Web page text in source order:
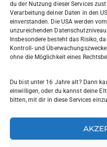
du der Nutzung dieser Services
Verarbeitung deiner Daten in den
einverstanden. Die USA werden
unzureichenden
Insbesondere besteht das Risiko,
Kontroll- und
ohne die Möglichkeit eines
Du bist unter 16 Jahre alt? Dann
einwilligen, oder du kannst deine
bitten, mit dir in diese Services
030772057999
Schul- und
Sekretariat: